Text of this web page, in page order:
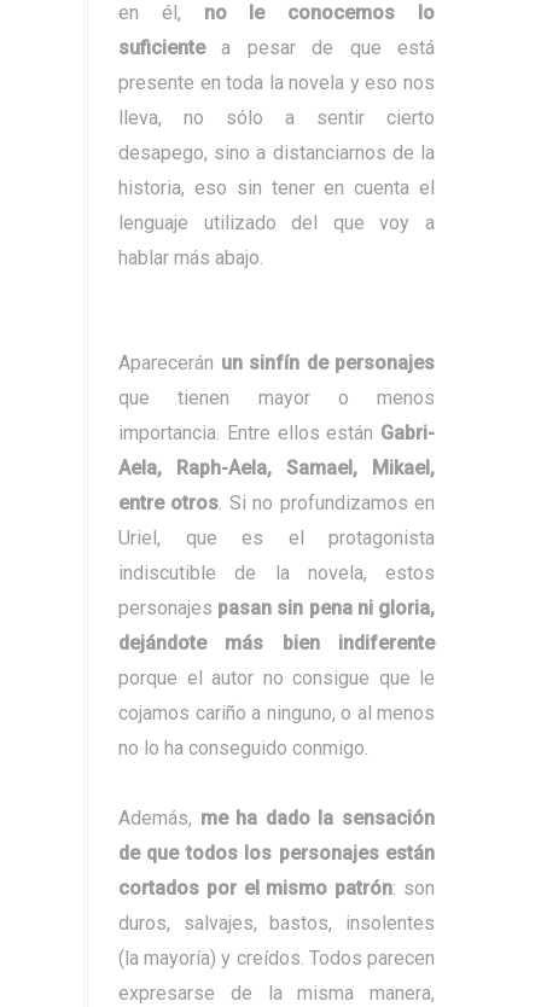
en él, no le conocemos lo
suficientea pesar de que está
presente en toda la novela y eso nos
lleva, no sólo a sentir cierto
desapego, sino a distanciarnos de la
historia, eso sin tener en cuenta el
lenguaje utilizado del que voy a
hablar más abajo.
Aparecerán un sinfín de personajes
que tienen mayor o menos
importancia. Entre ellos están Gabri-
Aela, Raph-Aela, Samael, Mikael,
entre otros. Si no profundizamos en
Uriel, que es el protagonista
indiscutible de la novela, estos
personajes pasan sin pena ni gloria,
dejándote más bien indiferente
porque el autor no consigue que le
cojamos cariño a ninguno, o al menos
no lo ha conseguido conmigo.
Además, me ha dado la sensación
de que todos los personajes están
cortados por el mismo patrón: son
duros, salvajes, bastos, insolentes
(la mayoría) y creídos. Todos parecen
expresarse de la misma manera,